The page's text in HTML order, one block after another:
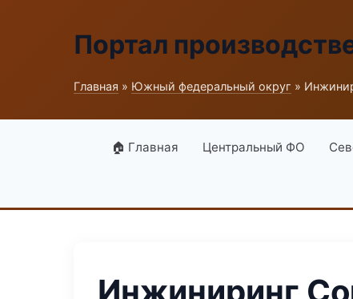
Портал
Главная » Южный федеральный округ »
🏠 Главная Центральный ФО